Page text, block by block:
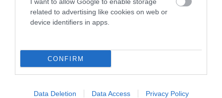
related to advertising like cookies on web or
device identifiers in apps.
CONFIRM
Data Deletion Data Access Privacy Policy
Βαλκάνια με Αγγελοκωστόπουλο
Στο Βέλινγκραντ, ανάμεσα στις φημισμένες ιαματικές
στην κορυφή.